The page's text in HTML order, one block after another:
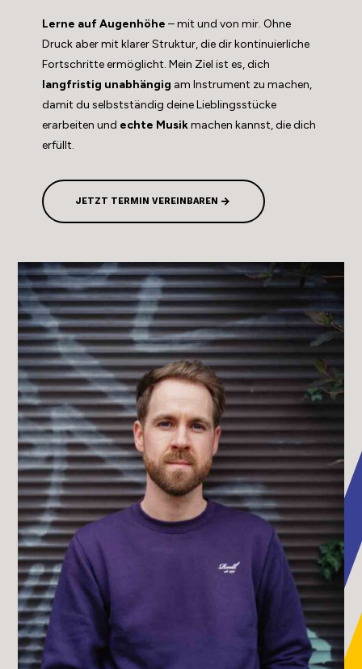
Lerne auf Augenhöhe– mit und von mir. Ohne
Druck aber mit klarer Struktur, die dir kontinuierliche
Fortschritte ermöglicht. Mein Ziel ist es, dich
langfristig unabhängig am Instrument zu machen,
damit du selbstständig deine Lieblingsstücke
erarbeiten und echte Musikmachen kannst, die dich
erfüllt.
JETZT TERMIN VEREINBAREN